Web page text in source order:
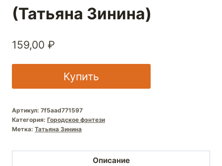
(Татьяна Зинина)
159,00 ₽
Купить
Артикул: 7f5aad771597
Категория: Городское фэнтези
Метка: Татьяна Зинина
Описание